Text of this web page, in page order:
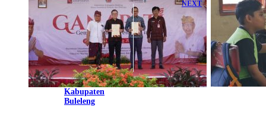
Bupati, Puncak
Kegiatan
Lighthouse
School Program
dan Serah
Terima
Program
kepada
Pemerintah
Kabupaten
Buleleng
NEXT
Cerita Safira
Dewi, Guru
Muda yang
Mengabdi
untuk Sekolah
Wilayah Kebun
Sawit